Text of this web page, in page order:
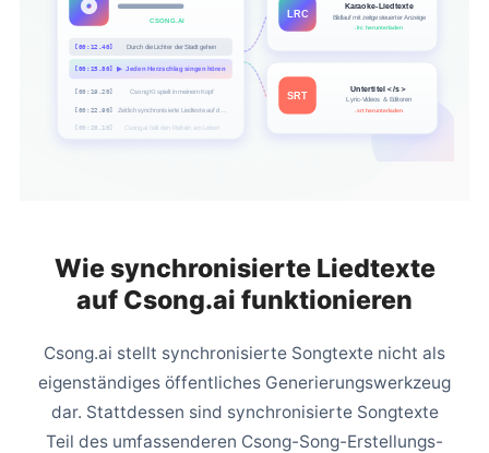
CSONG.AI
[00:12.40] Durch die Lichter der Stadt gehen
[00:15.80] ▶ Jeden Herzschlag singen hören
[00:19.20] Csong KI spielt in meinem Kopf
[00:22.90] Zeitlich synchronisierte Liedtexte auf dem Bildschirm
[00:26.10] Csong.ai hält den Refrain am Leben
LRC
Karaoke-Liedtexte
Bildlauf mit zeitgesteuerter Anzeige
.lrc herunterladen
SRT
Untertitel＜/s＞
Lyric-Videos ＆ Editoren
.srt herunterladen
Wie synchronisierte Liedtexte
auf Csong.ai funktionieren
Csong.ai stellt synchronisierte Songtexte nicht als
eigenständiges öffentliches Generierungswerkzeug
dar. Stattdessen sind synchronisierte Songtexte
Teil des umfassenderen Csong-Song-Erstellungs-